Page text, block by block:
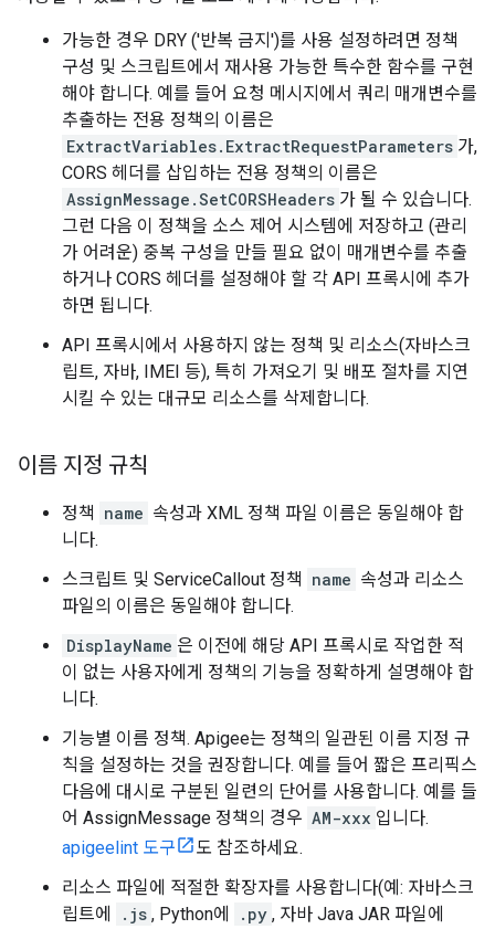
가능한 경우 DRY ('반복 금지')를 사용 설정하려면 정책
구성 및 스크립트에서 재사용 가능한 특수한 함수를 구현
해야 합니다. 예를 들어 요청 메시지에서 쿼리 매개변수를
추출하는 전용 정책의 이름은
ExtractVariables.ExtractRequestParameters 가,
CORS 헤더를 삽입하는 전용 정책의 이름은
AssignMessage.SetCORSHeaders 가 될 수 있습니다.
그런 다음 이 정책을 소스 제어 시스템에 저장하고 (관리
가 어려운) 중복 구성을 만들 필요 없이 매개변수를 추출
하거나 CORS 헤더를 설정해야 할 각 API 프록시에 추가
하면 됩니다.
API 프록시에서 사용하지 않는 정책 및 리소스(자바스크
립트, 자바, IMEI 등), 특히 가져오기 및 배포 절차를 지연
시킬 수 있는 대규모 리소스를 삭제합니다.
이름 지정 규칙
정책 name 속성과 XML 정책 파일 이름은 동일해야 합
니다.
스크립트 및 ServiceCallout 정책
name 속성과 리소스
파일의 이름은 동일해야 합니다.
DisplayName 은 이전에 해당 API 프록시로 작업한 적
이 없는 사용자에게 정책의 기능을 정확하게 설명해야 합
니다.
기능별 이름 정책. Apigee는 정책의 일관된 이름 지정 규
칙을 설정하는 것을 권장합니다. 예를 들어 짧은 프리픽스
다음에 대시로 구분된 일련의 단어를 사용합니다. 예를 들
어 AssignMessage 정책의 경우 AM-xxx 입니다.
apigeelint 도구
도 참조하세요.
리소스 파일에 적절한 확장자를 사용합니다(예: 자바스크
립트에
.js , Python에 .py , 자바 Java JAR 파일에